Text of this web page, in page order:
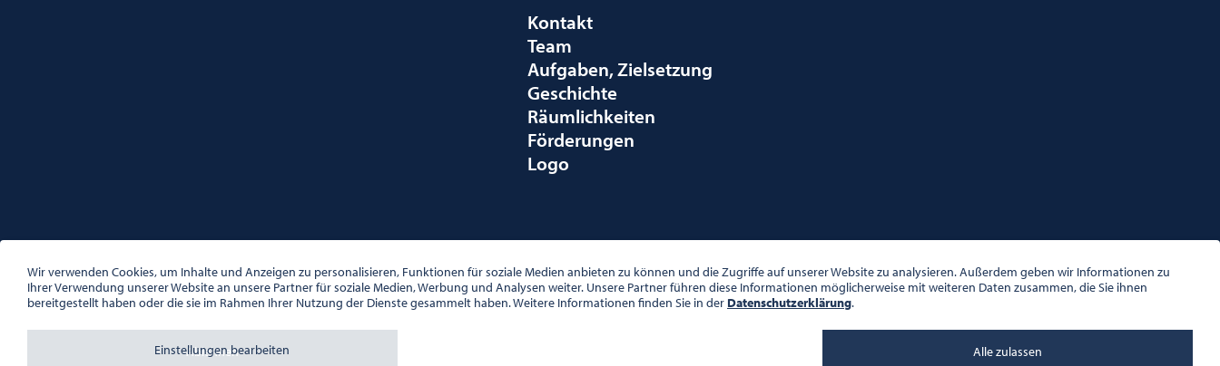
Kontakt
Team
Aufgaben, Zielsetzung
Geschichte
Räumlichkeiten
Förderungen
Logo
PALAIS WILCZEK, HERRENGASSE 5, STIEGE 1, 2. STOCK, 1010 WIEN
TEL. + 43 1 533 81 59
OFFICE(AT)OGL.AT
BÜROZEITEN: MO – DO 10:00 – 16:00 UHR, FR 10:00 – 13:00 UHR
Wir verwenden Cookies, um Inhalte und Anzeigen zu personalisieren, Funktionen für soziale Medien anbieten zu können und die Zugriffe auf unserer Website zu analysieren. Außerdem geben wir Informationen zu
Ihrer Verwendung unserer Website an unsere Partner für soziale Medien, Werbung und Analysen weiter. Unsere Partner führen diese Informationen möglicherweise mit weiteren Daten zusammen, die Sie ihnen
bereitgestellt haben oder die sie im Rahmen Ihrer Nutzung der Dienste gesammelt haben. Weitere Informationen finden Sie in der Datenschutzerklärung.
Einstellungen bearbeiten
Ablehnen Alle zulassen